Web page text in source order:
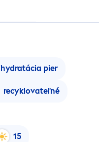
hydratácia pier
recyklovateľné
15